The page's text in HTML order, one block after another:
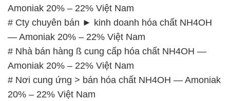
Amoniak 20% – 22% Việt Nam
# Cty chuyên bán ► kinh doanh hóa chất NH4OH
— Amoniak 20% – 22% Việt Nam
# Nhà bán hàng ß cung cấp hóa chất NH4OH —
Amoniak 20% – 22% Việt Nam
# Nơi cung ứng > bán hóa chất NH4OH — Amoniak
20% – 22% Việt Nam